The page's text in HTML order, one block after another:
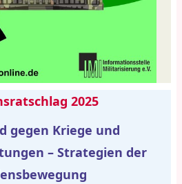
2025
gegen Kriege und
– Strategien der